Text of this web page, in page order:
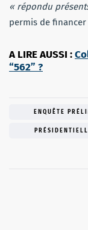
« répondu
permis de financer
A LIRE AUSSI :
“562” ?
ENQUÊTE